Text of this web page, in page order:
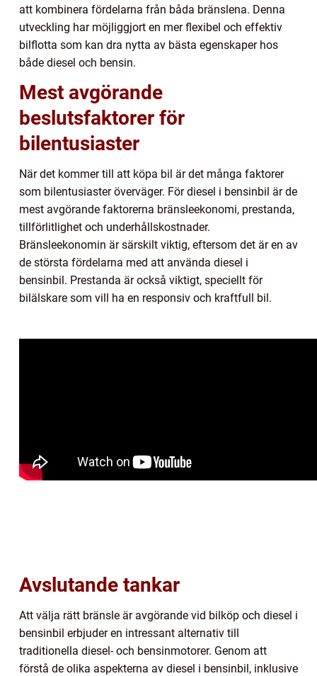
att kombinera fördelarna från båda bränslena. Denna
utveckling har möjliggjort en mer flexibel och effektiv
bilflotta som kan dra nytta av bästa egenskaper hos
både diesel och bensin.
Mest avgörande
beslutsfaktorer för
bilentusiaster
När det kommer till att köpa bil är det många faktorer
som bilentusiaster överväger. För diesel i bensinbil är de
mest avgörande faktorerna bränsleekonomi, prestanda,
tillförlitlighet och underhållskostnader.
Bränsleekonomin är särskilt viktig, eftersom det är en av
de största fördelarna med att använda diesel i
bensinbil. Prestanda är också viktigt, speciellt för
bilälskare som vill ha en responsiv och kraftfull bil.
Avslutande tankar
Att välja rätt bränsle är avgörande vid bilköp och diesel i
bensinbil erbjuder en intressant alternativ till
traditionella diesel- och bensinmotorer. Genom att
förstå de olika aspekterna av diesel i bensinbil, inklusive